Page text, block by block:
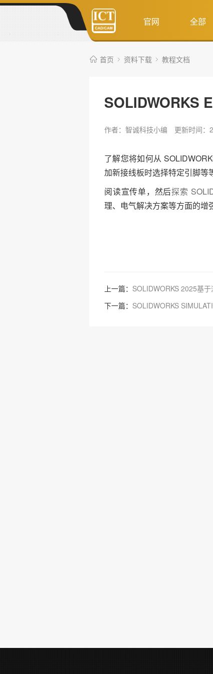
官网 全部
首页 资料下载 教程文档
SOLIDWORKS
作者：智诚科技小编 更新时间：
了解您将如何从
加新接线板时选择特定引脚等
阅读宣传单，然后探索
理、电气解决方案等方面的增
上一篇： SOLIDWORKS 2025基
下一篇： SOLIDWORKS